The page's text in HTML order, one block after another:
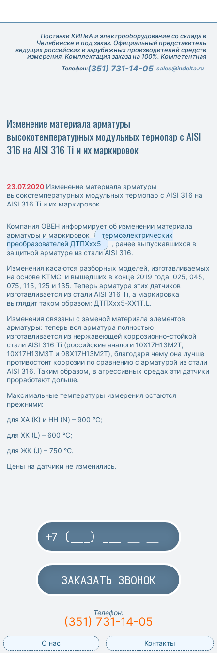
Поставки КИПиА и электрооборудование со склада в
Челябинске и под заказ. Официальный представитель
ведущих российских и зарубежных производителей средств
измерения. Комплектация заказа на 100%. Компетентная
техническая поддержка при подборе оборудования.
Телефон:(351) 731-14-05 sales@indelta.ru
Изменение материала арматуры
высокотемпературных модульных термопар с AISI
316 на AISI 316 Ti и их маркировок
23.07.2020 Изменение материала арматуры
высокотемпературных модульных термопар с AISI 316 на
AISI 316 Ti и их маркировок
Компания ОВЕН информирует об изменении материала
арматуры и маркировок
термоэлектрических
преобразователей ДТПХхх5
, ранее выпускавшихся в
защитной арматуре из стали AISI 316.
Изменения касаются разборных моделей, изготавливаемых
на основе КТМС, и вышедших в конце 2019 года: 025, 045,
075, 115, 125 и 135. Теперь арматура этих датчиков
изготавливается из стали AISI 316 Ti, а маркировка
выглядит таком образом: ДТПХхх5-ХХ1Т.L.
Изменения связаны с заменой материала элементов
арматуры: теперь вся арматура полностью
изготавливается из нержавеющей коррозионно-стойкой
стали AISI 316 Ti (российские ана​​​​​​логи 10Х17Н13М2Т,
10Х17Н13М3Т и 08Х17Н13М2Т), благодаря чему она лучше
противостоит коррозии по сравнению с арматурой из стали
AISI 316. Таким образом, в агрессивных средах эти датчики
проработают дольше.
Максимальные температуры измерения остаются
прежними:
для ХА (К) и НН (N) – 900 °C;
для ХК (L) – 600 °C;
для ЖК (J) – 750 °C.
Цены на датчики не изменились.
ЗАКАЗАТЬ ЗВОНОК
Телефон:
(351) 731-14-05
О нас Контакты